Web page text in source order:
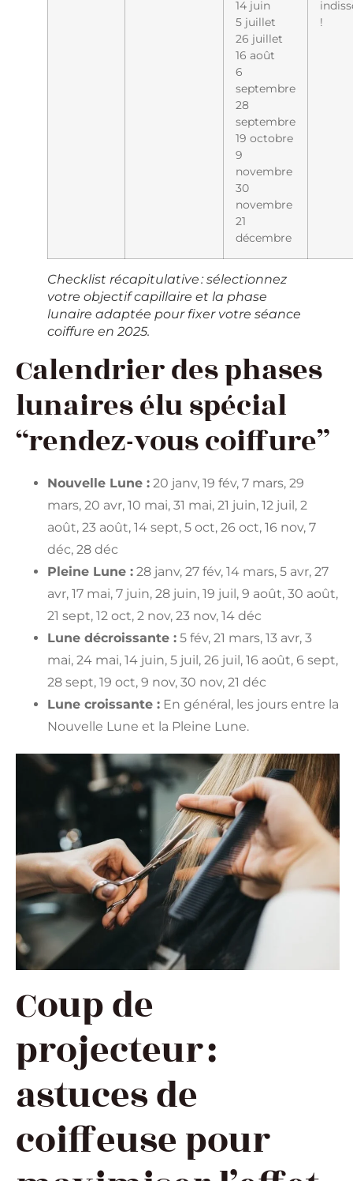
14 juin
5 juillet
26 juillet
16 août
6
septembre
28
septembre
19 octobre
9
novembre
30
novembre
21
décembre
!
Checklist récapitulative : sélectionnez
votre objectif capillaire et la phase
lunaire adaptée pour fixer votre séance
coiffure en 2025.
Calendrier des phases
lunaires élu spécial
“rendez-vous coiffure”
Nouvelle Lune : 20 janv, 19 fév, 7 mars, 29
mars, 20 avr, 10 mai, 31 mai, 21 juin, 12 juil, 2
août, 23 août, 14 sept, 5 oct, 26 oct, 16 nov, 7
déc, 28 déc
Pleine Lune : 28 janv, 27 fév, 14 mars, 5 avr, 27
avr, 17 mai, 7 juin, 28 juin, 19 juil, 9 août, 30 août,
21 sept, 12 oct, 2 nov, 23 nov, 14 déc
Lune décroissante : 5 fév, 21 mars, 13 avr, 3
mai, 24 mai, 14 juin, 5 juil, 26 juil, 16 août, 6 sept,
28 sept, 19 oct, 9 nov, 30 nov, 21 déc
Lune croissante : En général, les jours entre la
Nouvelle Lune et la Pleine Lune.
Coup de
projecteur :
astuces de
coiffeuse pour